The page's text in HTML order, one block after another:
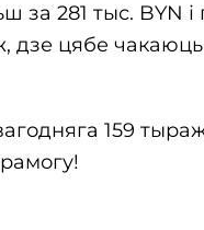
за 281 тыс. BYN
дзе цябе
159